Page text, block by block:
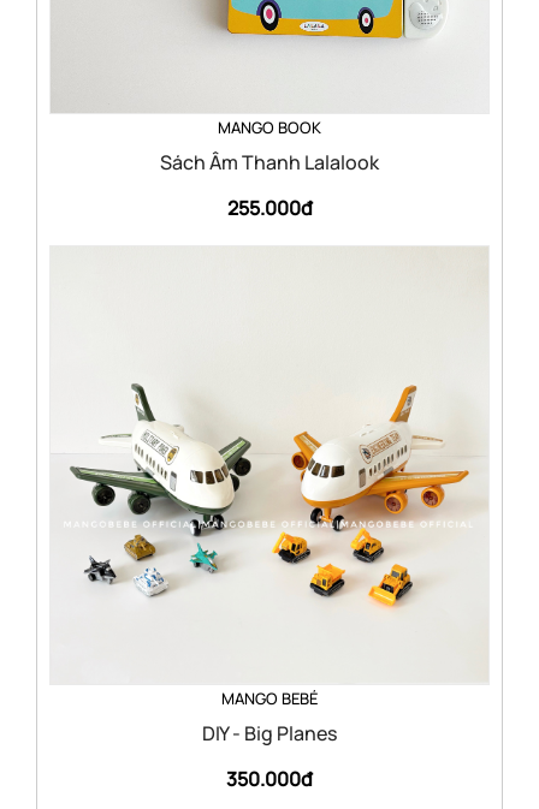
MANGO BOOK
Sách Âm Thanh Lalalook
255.000đ
MANGO BEBÉ
DIY - Big Planes
350.000đ